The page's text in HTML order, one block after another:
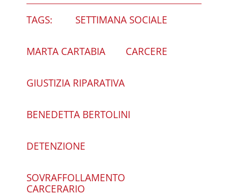
TAGS: SETTIMANA SOCIALE
MARTA CARTABIA CARCERE
GIUSTIZIA RIPARATIVA
BENEDETTA BERTOLINI
DETENZIONE
SOVRAFFOLLAMENTO
CARCERARIO